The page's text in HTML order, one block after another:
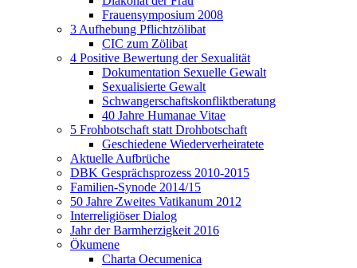
Frauensymposium 2008
3 Aufhebung Pflichtzölibat
CIC zum Zölibat
4 Positive Bewertung der Sexualität
Dokumentation Sexuelle Gewalt
Sexualisierte Gewalt
Schwangerschaftskonfliktberatung
40 Jahre Humanae Vitae
5 Frohbotschaft statt Drohbotschaft
Geschiedene Wiederverheiratete
Aktuelle Aufbrüche
DBK Gesprächsprozess 2010-2015
Familien-Synode 2014/15
50 Jahre Zweites Vatikanum 2012
Interreligiöser Dialog
Jahr der Barmherzigkeit 2016
Ökumene
Charta Oecumenica